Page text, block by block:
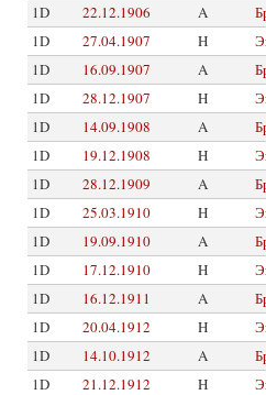
1D
22.12.1906 A
1D
27.04.1907 H
1D
16.09.1907 A
1D
28.12.1907 H
1D
14.09.1908 A
1D
19.12.1908 H
1D
28.12.1909 A
1D
25.03.1910 H
1D
19.09.1910 A
1D
17.12.1910 H
1D
16.12.1911 A
1D
20.04.1912 H
1D
14.10.1912 A
1D
21.12.1912 H